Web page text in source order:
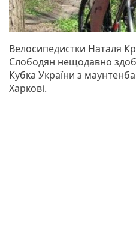
Велосипедистки Наталя
Слободян нещодавно
Кубка України з
Харкові.